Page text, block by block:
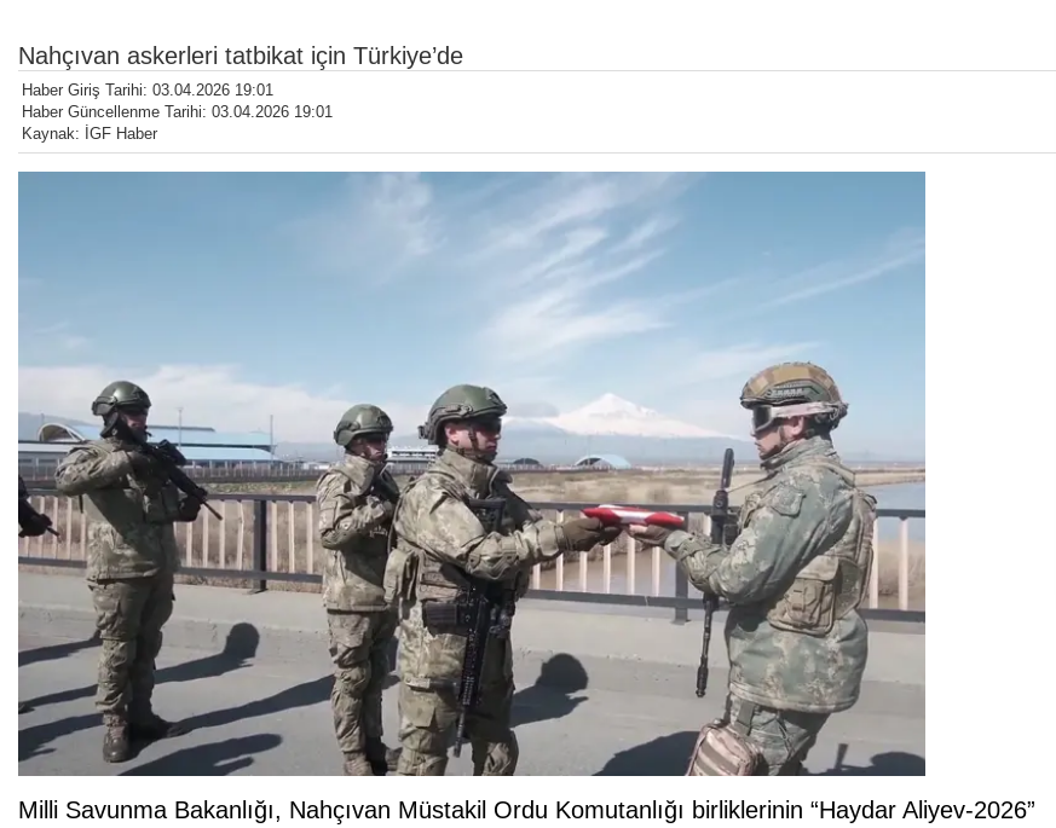
Nahçıvan askerleri tatbikat için Türkiye’de
Haber Giriş Tarihi: 03.04.2026 19:01
Haber Güncellenme Tarihi: 03.04.2026 19:01
Kaynak: İGF Haber
Milli Savunma Bakanlığı, Nahçıvan Müstakil Ordu Komutanlığı birliklerinin “Haydar Aliyev-2026”